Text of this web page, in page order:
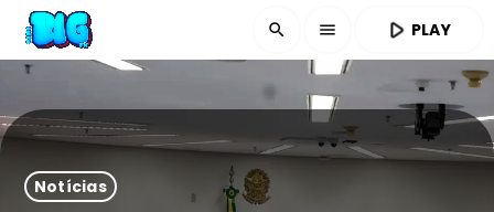
search menu play_arrow PLAY
Notícias